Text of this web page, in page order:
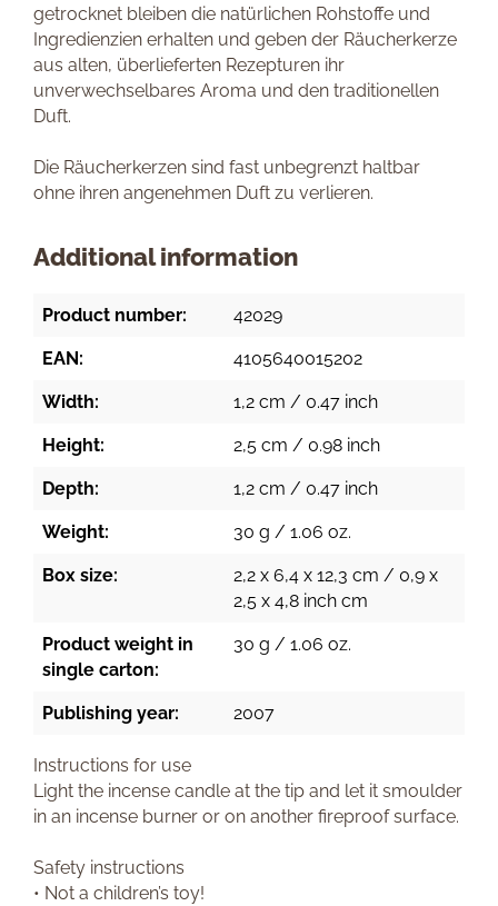
getrocknet bleiben die natürlichen Rohstoffe und
Ingredienzien erhalten und geben der Räucherkerze
aus alten, überlieferten Rezepturen ihr
unverwechselbares Aroma und den traditionellen
Duft.
Die Räucherkerzen sind fast unbegrenzt haltbar
ohne ihren angenehmen Duft zu verlieren.
Additional information
Product number: 42029
EAN: 4105640015202
Width: 1,2 cm / 0.47 inch
Height: 2,5 cm / 0.98 inch
Depth: 1,2 cm / 0.47 inch
Weight: 30 g / 1.06 oz.
Box size:
2,2 x 6,4 x 12,3 cm / 0,9 x
2,5 x 4,8 inch cm
Product weight in
single carton:
30 g / 1.06 oz.
Publishing year: 2007
Instructions for use
Light the incense candle at the tip and let it smoulder
in an incense burner or on another fireproof surface.
Safety instructions
• Not a children’s toy!